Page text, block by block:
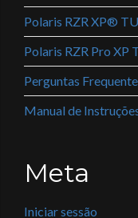
Polaris RZR XP®
Polaris RZR Pro XP
Perguntas
Manual de
Meta
Iniciar sessão